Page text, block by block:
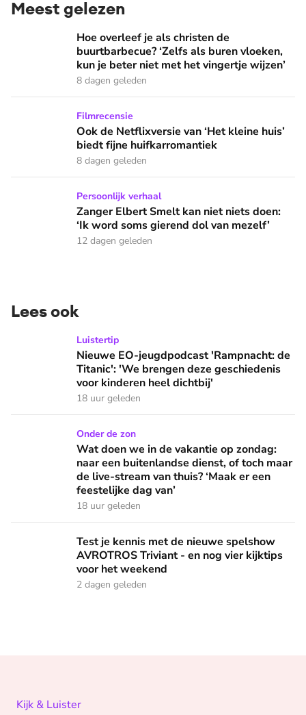
Meest gelezen
Hoe overleef je als christen de buurtbarbecue? ‘Zelfs als
Hoe overleef je als christen de
buurtbarbecue? ‘Zelfs als buren vloeken,
kun je beter niet met het vingertje wijzen’
8 dagen geleden
Ook de Netflixversie van ‘Het kleine huis’ biedt fijne
Filmrecensie
Ook de Netflixversie van ‘Het kleine huis’
biedt fijne huifkarromantiek
8 dagen geleden
Zanger Elbert Smelt kan niet niets doen: ‘Ik word soms
Persoonlijk verhaal
Zanger Elbert Smelt kan niet niets doen:
‘Ik word soms gierend dol van mezelf’
12 dagen geleden
Lees ook
Nieuwe EO-jeugdpodcast 'Rampnacht: de Titanic': 'We
Luistertip
Nieuwe EO-jeugdpodcast 'Rampnacht: de
Titanic': 'We brengen deze geschiedenis
voor kinderen heel dichtbij'
18 uur geleden
Wat doen we in de vakantie op zondag: naar een
Onder de zon
Wat doen we in de vakantie op zondag:
naar een buitenlandse dienst, of toch maar
de live-stream van thuis? ‘Maak er een
feestelijke dag van’
18 uur geleden
Test je kennis met de nieuwe spelshow AVROTROS
Test je kennis met de nieuwe spelshow
AVROTROS Triviant - en nog vier kijktips
voor het weekend
2 dagen geleden
Kijk & Luister